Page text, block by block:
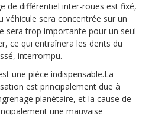
de différentiel inter-roues est fixé,
véhicule sera concentrée sur un
sera trop importante pour un seul
ce qui entraînera les dents du
interrompu.
une pièce indispensable.La
est principalement due à
planétaire, et la cause de
une mauvaise